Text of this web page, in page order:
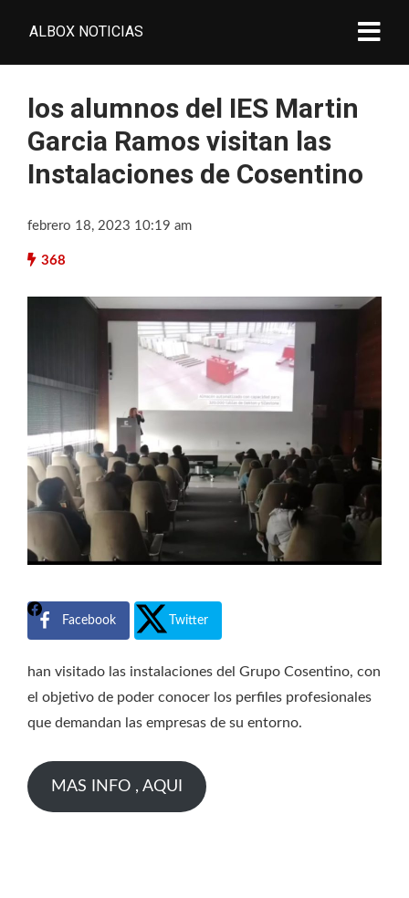
ALBOX NOTICIAS
los alumnos del IES Martin
Garcia Ramos visitan las
Instalaciones de Cosentino
febrero 18, 2023 10:19 am
368
Facebook Twitter
han visitado las instalaciones del Grupo Cosentino, con
el objetivo de poder conocer los perfiles profesionales
que demandan las empresas de su entorno.
MAS INFO , AQUI